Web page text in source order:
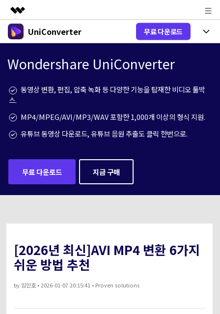
주요 제품
유틸리티
솔루션
뉴스룸
플랜 및 가격
UniConverter 무료 다운로드
음성/동영상을 텍스트로 빠르고 정확
하게 변환하세요.
업그레이드된 뛰어난 지능형 변환 프로
그램을 경험해 보세요.
온라인 오디오 편집기
온라인 영상 편집기
온라인 사진 편집기
V17 업그레이드
블로그
DVD / CD 사용자
크리에이티브 디자인
Hot
도움
고객센터
UniConverter 사용에 필요한 모든 정보 및 문제 해결.
기술 사양
search
Wondershare UniConverter
동영상 변환, 편집, 압축 녹화 등 다양한 기능을 탑재한 비디오 툴박
스.
MP4/MPEG/AVI/MP3/WAV 포함한 1,000개 이상의 형식 지원.
유튜브 동영상 다운로드, 유튜브 음원 추출도 클릭 한번으로.
무료 다운로드 지금 구매
[2026년 최신]AVI MP4 변환 6가지
쉬운 방법 추천
by임민호• 2026-01-07 20:15:41 • Proven solutions